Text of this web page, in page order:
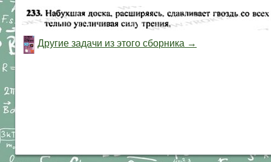
Другие задачи из этого сборника →